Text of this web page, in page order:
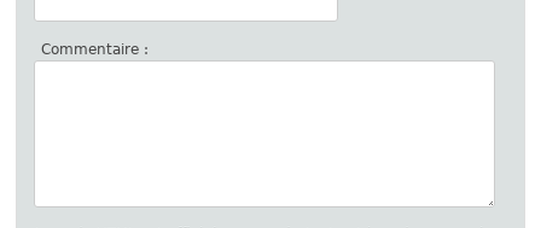
Commentaire :